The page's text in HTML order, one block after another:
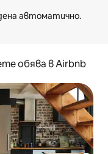
обява в Airbnb